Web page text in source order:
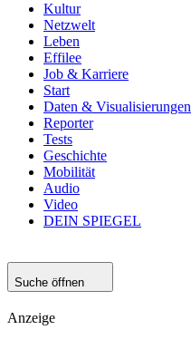
Kultur
Netzwelt
Leben
Effilee
Job & Karriere
Start
Daten & Visualisierungen
Reporter
Tests
Geschichte
Mobilität
Audio
Video
DEIN SPIEGEL
Suche öffnen
Anzeige